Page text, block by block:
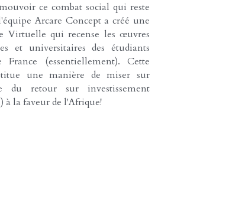
ce combat social qui reste
Arcare Concept a créé une
Virtuelle qui recense les œuvres
et universitaires des étudiants
France (essentiellement). Cette
une manière de miser sur
du retour sur investissement
à la faveur de l'Afrique!